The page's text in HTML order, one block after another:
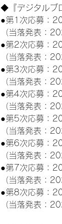
◆『デジタルブ
●第1次応募：
（当落発表：
●第2次応募：
（当落発表：
●第3次応募：
（当落発表：
●第4次応募：
（当落発表：
●第5次応募：
（当落発表：
●第6次応募：
（当落発表：
●第7次応募：
（当落発表：
●第8次応募：
（当落発表：